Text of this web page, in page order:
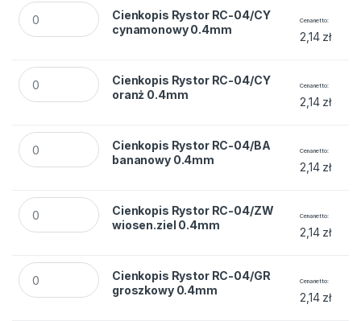
Cienkopis Rystor RC-04/CY cynamonowy 0.4mm quantity
Cienkopis Rystor RC-04/CY
cynamonowy 0.4mm
Cena netto
2,14 zł
Cienkopis Rystor RC-04/CY oranż 0.4mm quantity
Cienkopis Rystor RC-04/CY
oranż 0.4mm
Cena netto
2,14 zł
Cienkopis Rystor RC-04/BA bananowy 0.4mm quantity
Cienkopis Rystor RC-04/BA
bananowy 0.4mm
Cena netto
2,14 zł
Cienkopis Rystor RC-04/ZW wiosen.ziel 0.4mm quantity
Cienkopis Rystor RC-04/ZW
wiosen.ziel 0.4mm
Cena netto
2,14 zł
Cienkopis Rystor RC-04/GR groszkowy 0.4mm quantity
Cienkopis Rystor RC-04/GR
groszkowy 0.4mm
Cena netto
2,14 zł